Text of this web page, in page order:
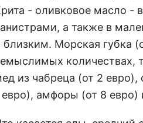
- оливковое масло -
а также в
близким. Морская губка
количествах,
из чабреца (от 2
евро), амфоры (от 8 евро)